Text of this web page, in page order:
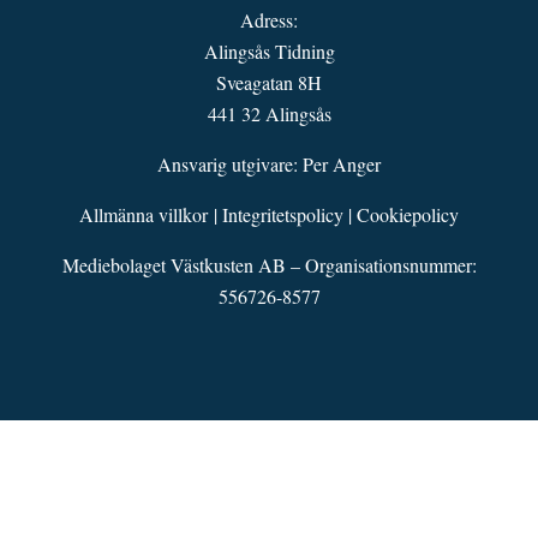
Adress:
Alingsås Tidning
Sveagatan 8H
441 32 Alingsås
Ansvarig utgivare: Per Anger
Allmänna villkor|Integritetspolicy |Cookiepolicy
Mediebolaget Västkusten AB – Organisationsnummer:
556726-8577